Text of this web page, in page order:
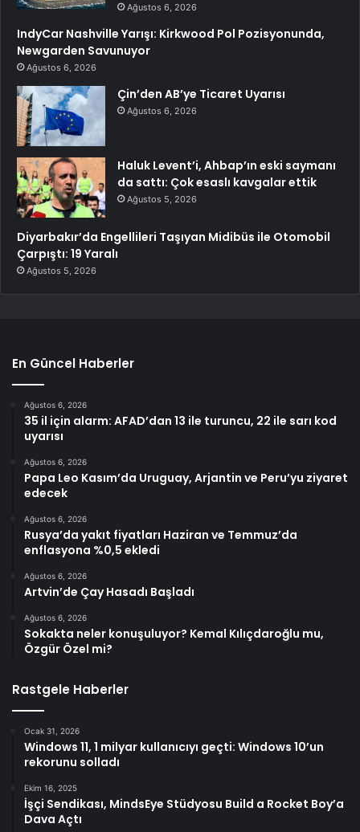
Ağustos 6, 2026
IndyCar Nashville Yarışı: Kirkwood Pol Pozisyonunda,
Newgarden Savunuyor
Ağustos 6, 2026
Çin’den AB’ye Ticaret Uyarısı
Ağustos 6, 2026
Haluk Levent’i, Ahbap’ın eski saymanı
da sattı: Çok esaslı kavgalar ettik
Ağustos 5, 2026
Diyarbakır’da Engellileri Taşıyan Midibüs ile Otomobil
Çarpıştı: 19 Yaralı
Ağustos 5, 2026
En Güncel Haberler
Ağustos 6, 2026
35 il için alarm: AFAD’dan 13 ile turuncu, 22 ile sarı kod
uyarısı
Ağustos 6, 2026
Papa Leo Kasım’da Uruguay, Arjantin ve Peru’yu ziyaret
edecek
Ağustos 6, 2026
Rusya’da yakıt fiyatları Haziran ve Temmuz’da
enflasyona %0,5 ekledi
Ağustos 6, 2026
Artvin’de Çay Hasadı Başladı
Ağustos 6, 2026
Sokakta neler konuşuluyor? Kemal Kılıçdaroğlu mu,
Özgür Özel mi?
Rastgele Haberler
Ocak 31, 2026
Windows 11, 1 milyar kullanıcıyı geçti: Windows 10’un
rekorunu solladı
Ekim 16, 2025
İşçi Sendikası, MindsEye Stüdyosu Build a Rocket Boy’a
Dava Açtı